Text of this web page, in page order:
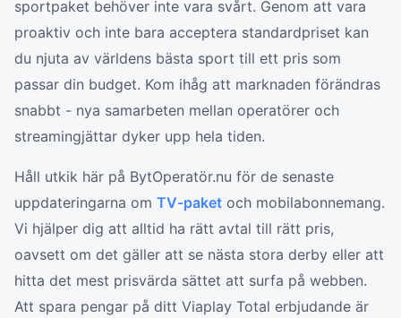
sportpaket behöver inte vara svårt. Genom att vara
proaktiv och inte bara acceptera standardpriset kan
du njuta av världens bästa sport till ett pris som
passar din budget. Kom ihåg att marknaden förändras
snabbt - nya samarbeten mellan operatörer och
streamingjättar dyker upp hela tiden.
Håll utkik här på BytOperatör.nu för de senaste
uppdateringarna om TV-paket och mobilabonnemang.
Vi hjälper dig att alltid ha rätt avtal till rätt pris,
oavsett om det gäller att se nästa stora derby eller att
hitta det mest prisvärda sättet att surfa på webben.
Att spara pengar på ditt Viaplay Total erbjudande är